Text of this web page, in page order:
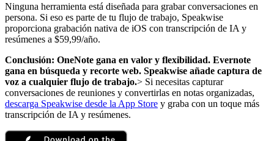
Ninguna herramienta está diseñada para grabar conversaciones en
persona. Si eso es parte de tu flujo de trabajo, Speakwise
proporciona grabación nativa de iOS con transcripción de IA y
resúmenes a $59,99/año.
Conclusión: OneNote gana en valor y flexibilidad. Evernote
gana en búsqueda y recorte web. Speakwise añade captura de
voz a cualquier flujo de trabajo.> Si necesitas capturar
conversaciones de reuniones y convertirlas en notas organizadas,
descarga Speakwise desde la App Store y graba con un toque más
transcripción de IA y resúmenes.